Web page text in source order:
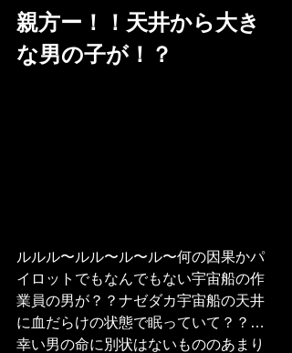
親方ー！！天井から大き
な男の子が！？
ルルル〜ルル〜ル〜ル〜何の因果かパ
イロットでもなんでもない宇宙船の作
業員の男が？？ナゼダカ宇宙船の天井
に血だらけの状態で眠っていて？？…
幸い男の命に別状はないもののあまり